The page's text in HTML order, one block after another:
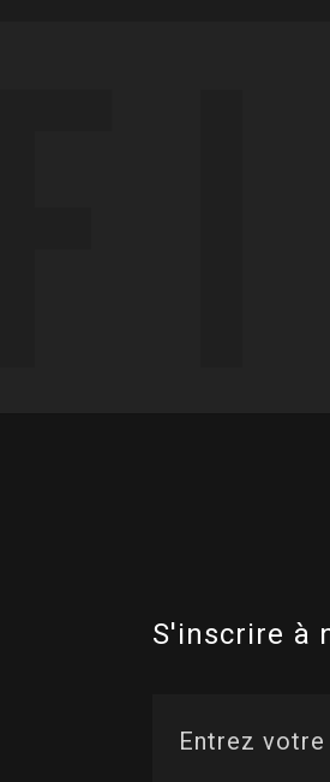
S'inscrire à